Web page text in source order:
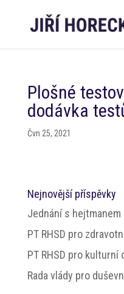
Plošné
dodávka
Čvn 25, 2021
Nejnovější příspěvky
Jednání s
PT RHSD pro
PT RHSD pro kulturní
Rada vlády pro